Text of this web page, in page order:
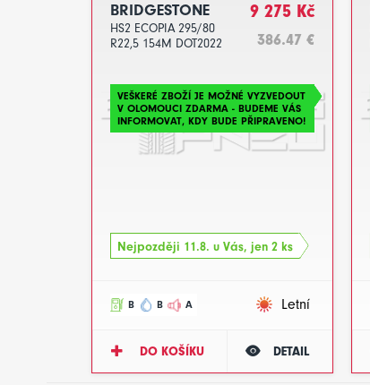
BRIDGESTONE
HS2 ECOPIA 295/80
R22,5 154M DOT2022
9 275 Kč
386.47 €
VEŠKERÉ ZBOŽÍ JE MOŽNÉ VYZVEDOUT
V OLOMOUCI ZDARMA - BUDEME VÁS
INFORMOVAT, KDY BUDE PŘIPRAVENO!
Nejpozději 11.8. u Vás, jen 2 ks
B B A Letní
DO KOŠÍKU DETAIL